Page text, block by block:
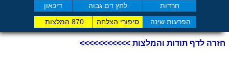
חרדות לחץ דם גבוה דיכאון
הפרעות שינה סיפורי הצלחה 870 המלצות
חזרה לדף תודות והמלצות >>>>>>>>>>>